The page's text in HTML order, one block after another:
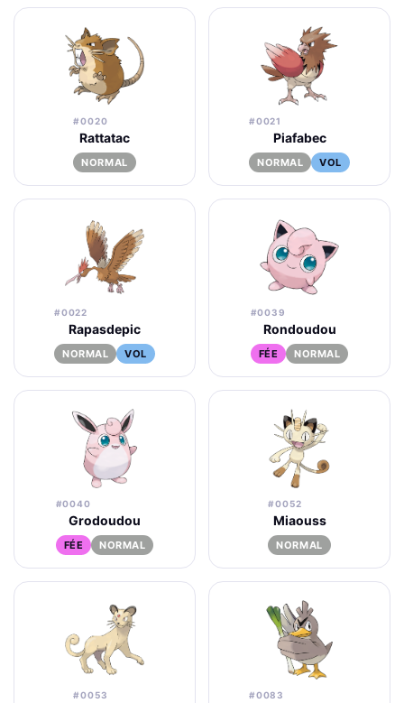
#0020
Rattatac
NORMAL
#0021
Piafabec
NORMAL VOL
#0022
Rapasdepic
NORMAL VOL
#0039
Rondoudou
FÉE NORMAL
#0040
Grodoudou
FÉE NORMAL
#0052
Miaouss
NORMAL
#0053 #0083